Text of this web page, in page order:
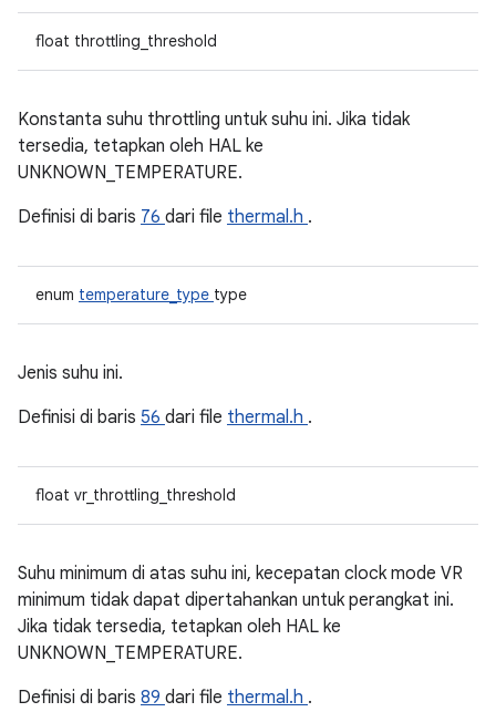
float throttling_threshold
Konstanta suhu throttling untuk suhu ini. Jika tidak
tersedia, tetapkan oleh HAL ke
UNKNOWN_TEMPERATURE.
Definisi di baris 76 dari file thermal.h .
enum temperature_type type
Jenis suhu ini.
Definisi di baris 56 dari file thermal.h .
float vr_throttling_threshold
Suhu minimum di atas suhu ini, kecepatan clock mode VR
minimum tidak dapat dipertahankan untuk perangkat ini.
Jika tidak tersedia, tetapkan oleh HAL ke
UNKNOWN_TEMPERATURE.
Definisi di baris 89 dari file thermal.h .